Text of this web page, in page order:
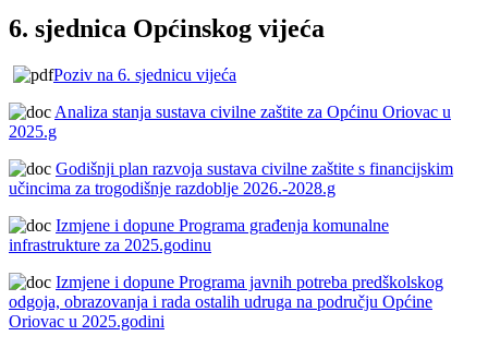
6. sjednica Općinskog vijeća
Poziv na 6. sjednicu vijeća
Analiza stanja sustava civilne zaštite za Općinu Oriovac u
2025.g
Godišnji plan razvoja sustava civilne zaštite s financijskim
učincima za trogodišnje razdoblje 2026.-2028.g
Izmjene i dopune Programa građenja komunalne
infrastrukture za 2025.godinu
Izmjene i dopune Programa javnih potreba predškolskog
odgoja, obrazovanja i rada ostalih udruga na području Općine
Oriovac u 2025.godini